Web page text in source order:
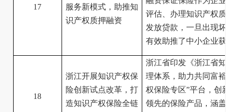
17
服务新模式，助推知
识产权质押融资
评估、办理知识产权
发放贷款，一旦出现
有效助推了中小企业
18
浙江开展知识产权保
险创新试点改革，打
造知识产权保险全链
浙江省印发《浙江省
理体系，助力共同富
权保险专区”平台，创
领先的保险产品，涵